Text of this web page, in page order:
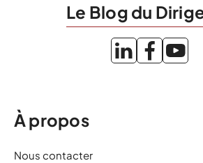
Le Blog du
À propos
Nous contacter